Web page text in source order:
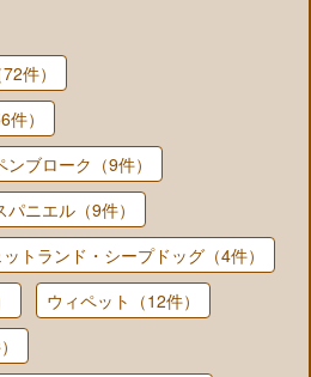
件）
）
ブローク（9件）
ニエル（9件）
トランド・シープドッグ（4件）
ウィペット（12件）